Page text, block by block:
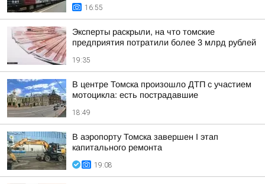
16:55
Эксперты раскрыли, на что томские
предприятия потратили более 3 млрд рублей
19:35
В центре Томска произошло ДТП с участием
мотоцикла: есть пострадавшие
18:49
В аэропорту Томска завершен I этап
капитального ремонта
19:08